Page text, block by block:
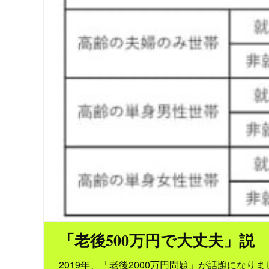
「老後500万円で大丈夫」説
2019年、「老後2000万円問題」が話題になり